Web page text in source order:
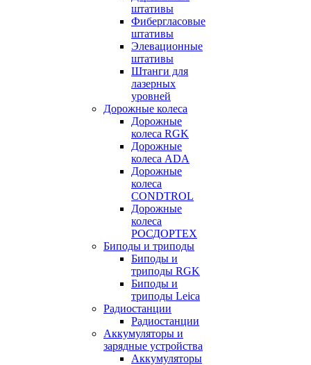
штативы
Фибергласовые
штативы
Элевационные
штативы
Штанги для
лазерных
уровней
Дорожные колеса
Дорожные
колеса RGK
Дорожные
колеса ADA
Дорожные
колеса
CONDTROL
Дорожные
колеса
РОСДОРТЕХ
Биподы и триподы
Биподы и
триподы RGK
Биподы и
триподы Leica
Радиостанции
Радиостанции
Аккумуляторы и
зарядные устройства
Аккумуляторы